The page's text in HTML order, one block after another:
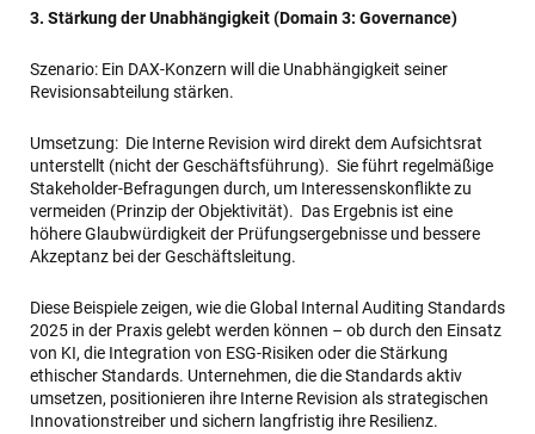
3. Stärkung der Unabhängigkeit (Domain 3: Governance)
Szenario: Ein DAX-Konzern will die Unabhängigkeit seiner
Revisionsabteilung stärken.
Umsetzung: Die Interne Revision wird direkt dem Aufsichtsrat
unterstellt (nicht der Geschäftsführung). Sie führt regelmäßige
Stakeholder-Befragungen durch, um Interessenskonflikte zu
vermeiden (Prinzip der Objektivität). Das Ergebnis ist eine
höhere Glaubwürdigkeit der Prüfungsergebnisse und bessere
Akzeptanz bei der Geschäftsleitung.
Diese Beispiele zeigen, wie die Global Internal Auditing Standards
2025 in der Praxis gelebt werden können – ob durch den Einsatz
von KI, die Integration von ESG-Risiken oder die Stärkung
ethischer Standards. Unternehmen, die die Standards aktiv
umsetzen, positionieren ihre Interne Revision als strategischen
Innovationstreiber und sichern langfristig ihre Resilienz.